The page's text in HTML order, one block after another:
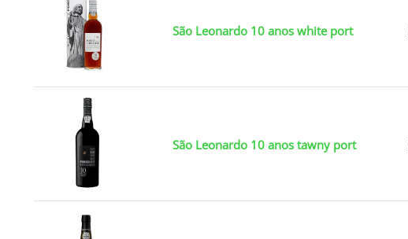
São Leonardo 10 anos white port
São Leonardo 10 anos tawny port